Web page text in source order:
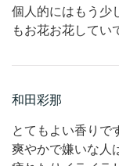
個人的にはもう少
もお花お花してい
和田彩那
とてもよい香りで
爽やかで嫌いな人